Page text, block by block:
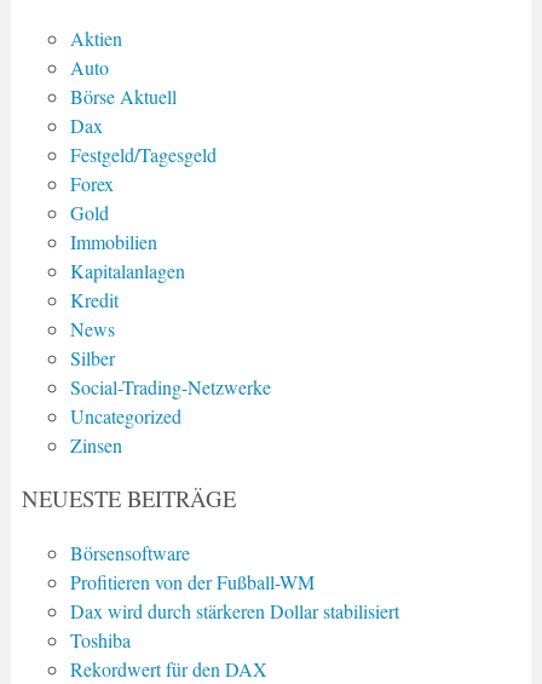
Aktien
Auto
Börse Aktuell
Dax
Festgeld/Tagesgeld
Forex
Gold
Immobilien
Kapitalanlagen
Kredit
News
Silber
Social-Trading-Netzwerke
Uncategorized
Zinsen
NEUESTE BEITRÄGE
Börsensoftware
Profitieren von der Fußball-WM
Dax wird durch stärkeren Dollar stabilisiert
Toshiba
Rekordwert für den DAX